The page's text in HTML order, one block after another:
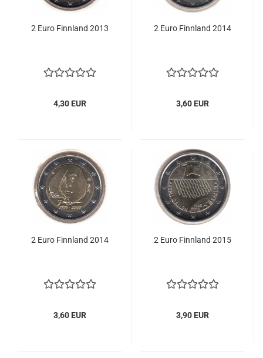
2 Euro Finn­land 2013
4,30 EUR
2 Euro Finn­land 2014
3,60 EUR
2 Euro Finn­land 2014
3,60 EUR
2 Euro Finn­land 2015
3,90 EUR